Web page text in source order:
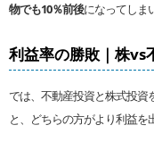
物でも10％前後になってしま
利益率の勝敗｜株vs
では、不動産投資と株式投資
と、どちらの方がより利益を